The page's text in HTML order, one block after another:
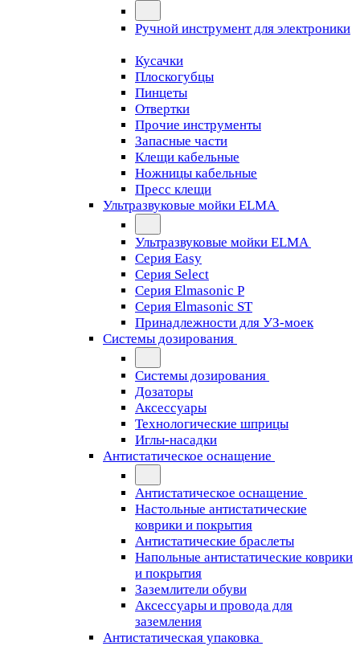
Ручной инструмент для электроники
Кусачки
Плоскогубцы
Пинцеты
Отвертки
Прочие инструменты
Запасные части
Клещи кабельные
Ножницы кабельные
Пресс клещи
Ультразвуковые мойки ELMA
Ультразвуковые мойки ELMA
Серия Easy
Серия Select
Серия Elmasonic P
Серия Elmasonic ST
Принадлежности для УЗ-моек
Системы дозирования
Системы дозирования
Дозаторы
Аксессуары
Технологические шприцы
Иглы-насадки
Антистатическое оснащение
Антистатическое оснащение
Настольные антистатические
коврики и покрытия
Антистатические браслеты
Напольные антистатические коврики
и покрытия
Заземлители обуви
Аксессуары и провода для
заземления
Антистатическая упаковка